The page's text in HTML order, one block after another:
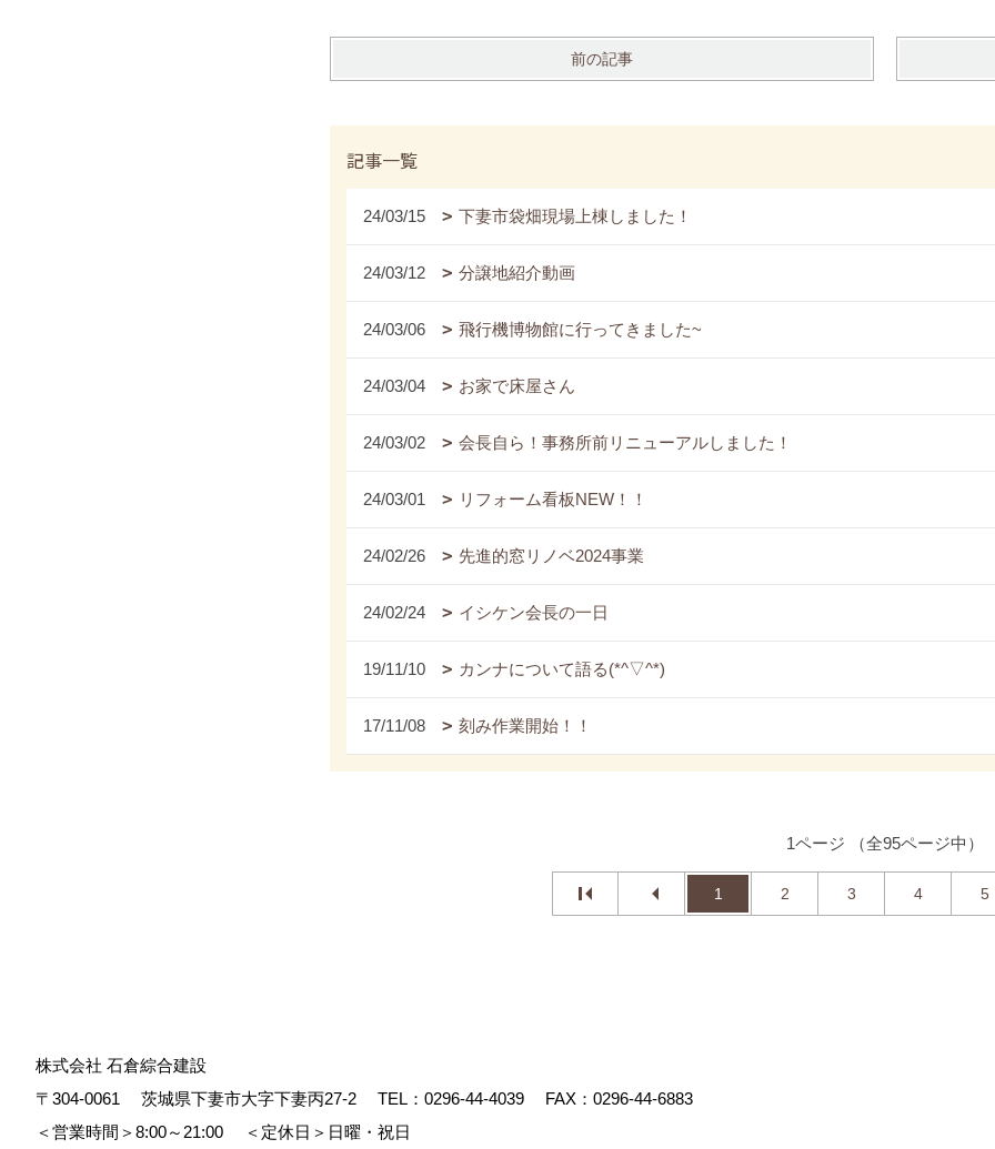
前の記事
記事一覧
24/03/15 下妻市袋畑現場上棟しました！
24/03/12 分譲地紹介動画
24/03/06 飛行機博物館に行ってきました~
24/03/04 お家で床屋さん
24/03/02 会長自ら！事務所前リニューアルしました！
24/03/01 リフォーム看板NEW！！
24/02/26 先進的窓リノベ2024事業
24/02/24 イシケン会長の一日
19/11/10 カンナについて語る(*^▽^*)
17/11/08 刻み作業開始！！
1ページ （全95ページ中）
1 2 3 4 5
株式会社 石倉綜合建設
〒304-0061
茨城県下妻市大字下妻丙27-2 TEL： 0296-44-4039
FAX：0296-44-6883
＜営業時間＞8:00～21:00
＜定休日＞日曜・祝日